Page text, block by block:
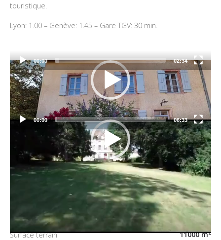
touristique.
Lyon: 1.00 – Genève: 1.45 – Gare TGV: 30 min.
Video
Player
00:00 02:34
Video
Player
00:00 06:33
Surface habitable 650 m 2
Surface terrain 11000 m2